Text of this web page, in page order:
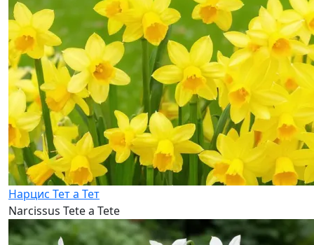
Нарцис Тет а Тет
Narcissus Tete a Tete